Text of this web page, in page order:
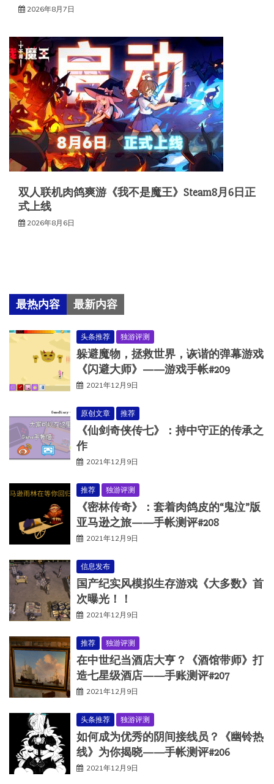
2026年8月7日
双人联机肉鸽爽游《我不是魔王》Steam8月6日正
式上线
2026年8月6日
最热内容 最新内容
头条推荐 独游评测
躲避魔物，拯救世界，诙谐的弹幕游戏
《闪避大师》——游戏手帐#209
2021年12月9日
原创文章 推荐
《仙剑奇侠传七》：持中守正的传承之
作
2021年12月9日
推荐 独游评测
《密林传奇》：套着肉鸽皮的“鬼泣”版
亚马逊之旅——手帐测评#208
2021年12月9日
信息发布
国产纪实风模拟生存游戏《大多数》首
次曝光！！
2021年12月9日
推荐 独游评测
在中世纪当酒店大亨？《酒馆带师》打
造七星级酒店——手账测评#207
2021年12月9日
头条推荐 独游评测
如何成为优秀的阴间接线员？《幽铃热
线》为你揭晓——手帐测评#206
2021年12月9日